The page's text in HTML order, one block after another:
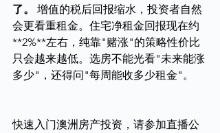
了。
增值的税后回报缩水，投资者自然
会更看重租金。住宅净租金回报现在约
**2%**左右，纯靠"赌涨"的策略性价比
只会越来越低。选房不能光看"未来能涨
多少"，还得问"每周能收多少租金"。
快速入门澳洲房产投资，请参加直播公